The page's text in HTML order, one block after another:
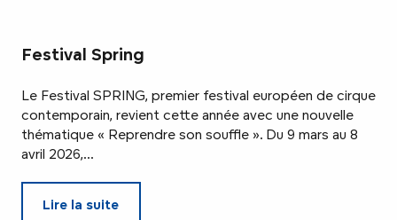
Festival Spring
Le Festival SPRING, premier festival européen de cirque
contemporain, revient cette année avec une nouvelle
thématique « Reprendre son souffle ». Du 9 mars au 8
avril 2026,...
Lire la suite